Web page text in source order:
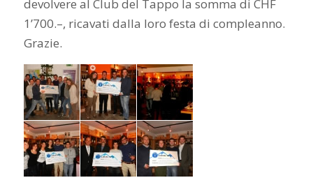
devolvere al Club del Tappo la somma di CHF
1’700.–, ricavati dalla loro festa di compleanno.
Grazie.